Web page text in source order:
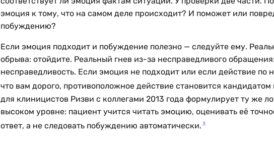
эмоция к тому, что на самом деле происходит? И поможет или
побуждению?
Если эмоция подходит и побуждение полезно — следуйте ему.
обрыва: отойдите. Реальный гнев из-за несправедливого
несправедливость. Если эмоция не подходит или если действие по
что вам дорого, противоположное действие становится кандидатом
для клиницистов Ризви с коллегами 2013 года формулирует ту же
высоком уровне: пациент учится читать эмоцию, оценивать её
ответ, а не следовать побуждению автоматически. 3